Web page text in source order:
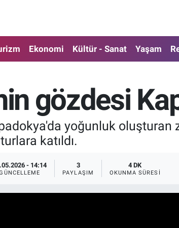
Ekonomi Kültür - Sanat Yaşam
gözdesi
yoğunluk oluşturan
katıldı.
- 14:14 3
PAYLAŞIM
4 DK
OKUNMA SÜRESI